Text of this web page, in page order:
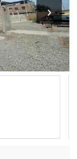
›